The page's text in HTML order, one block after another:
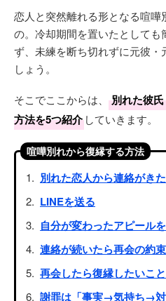
恋人と突然離れる形となる喧
の。冷却期間を置いたとしても
ず、未練を断ち切れずに元彼
しょう。
そこでここからは、
別れた彼
方法を5つ紹介 していきます。
喧嘩別れから復縁する方法
別れた恋人から連絡がき
LINEを送る
自分が変わったアピール
連絡が続いたら再会の約
再会したら復縁したいこ
謝罪は「事実→気持ち→対